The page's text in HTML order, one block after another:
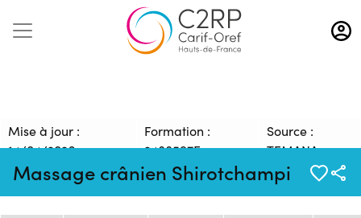
Aller
au
contenu
Massage crânien Shirotchampi
Mise à jour :
14/04/2026
Formation :
2488597F
Source :
TEMANA
Session de formation